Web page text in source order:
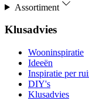
Assortiment
Klusadvies
Wooninspiratie
Ideeën
Inspiratie per
DIY's
Klusadvies